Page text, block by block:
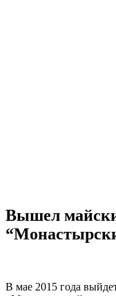
Вышел
В мае 2015 года